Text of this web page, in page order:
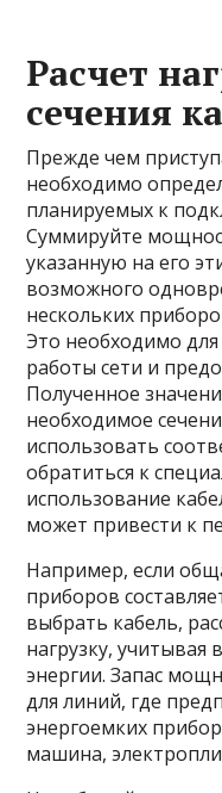
Расчет
сечения
Прежде чем
необходимо
планируемых к
Суммируйте
указанную на его
возможного
нескольких
Это необходимо
работы сети и
Полученное
необходимое
использовать
обратиться к
использование
может привести к
Например, если
приборов
выбрать кабель,
нагрузку,
энергии. Запас
для линий, где
энергоемких
машина,